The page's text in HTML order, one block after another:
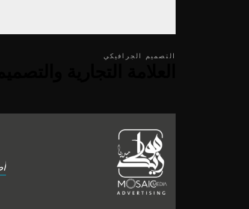
التصميم الجرافيكي